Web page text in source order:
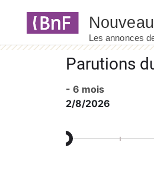
Parutions
- 6 mois
2/8/2026